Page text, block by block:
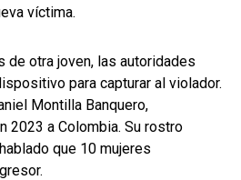
víctima.
de otra joven, las autoridades
para capturar al violador.
Montilla Banquero,
2023 a Colombia. Su rostro
que 10 mujeres